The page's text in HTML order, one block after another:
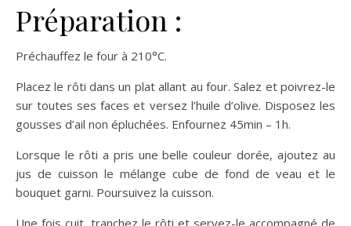
Préparation :
Préchauffez le four à 210°C.
Placez le rôti dans un plat allant au four. Salez et poivrez-le
sur toutes ses faces et versez l’huile d’olive. Disposez les
gousses d’ail non épluchées. Enfournez 45min – 1h.
Lorsque le rôti a pris une belle couleur dorée, ajoutez au
jus de cuisson le mélange cube de fond de veau et le
bouquet garni. Poursuivez la cuisson.